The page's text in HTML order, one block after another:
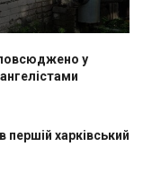
у
першій харківський